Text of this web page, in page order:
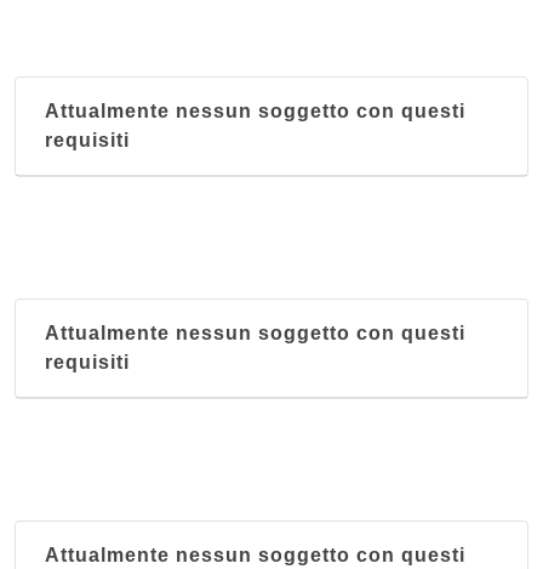
Attualmente nessun soggetto con questi
requisiti
Attualmente nessun soggetto con questi
requisiti
Attualmente nessun soggetto con questi